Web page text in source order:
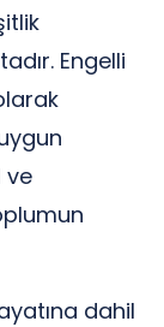
Engelli
ve
dahil